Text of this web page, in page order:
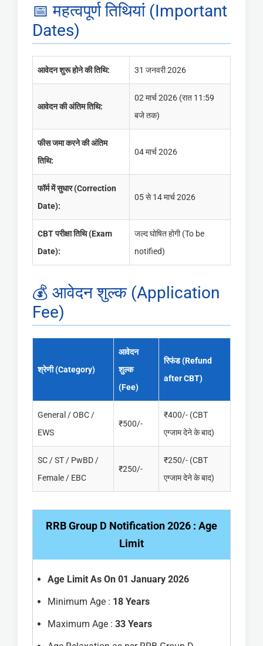
📅 महत्वपूर्ण तिथियां (Important
Dates)
आवेदन शुरू होने की तिथि: 31 जनवरी 2026
आवेदन की अंतिम तिथि:
02 मार्च 2026 (रात 11:59
बजे तक)
फीस जमा करने की अंतिम
तिथि:
04 मार्च 2026
फॉर्म में सुधार (Correction
Date):
05 से 14 मार्च 2026
CBT परीक्षा तिथि (Exam
Date):
जल्द घोषित होगी (To be
notified)
💰 आवेदन शुल्क (Application
Fee)
श्रेणी (Category)
आवेदन
शुल्क
(Fee)
रिफंड (Refund
after CBT)
General / OBC /
EWS
₹500/-
₹400/- (CBT
एग्जाम देने के बाद)
SC / ST / PwBD /
Female / EBC
₹250/-
₹250/- (CBT
एग्जाम देने के बाद)
RRB Group D Notification 2026 : Age
Limit
Age Limit As On 01 January 2026
Minimum Age : 18 Years
Maximum Age : 33 Years